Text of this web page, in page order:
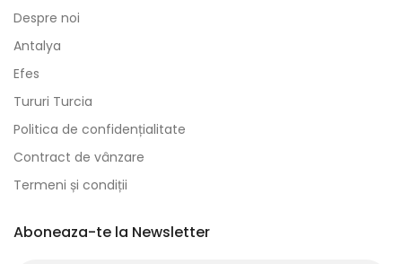
Despre noi
Antalya
Efes
Tururi Turcia
Politica de confidențialitate
Contract de vânzare
Termeni și condiții
Aboneaza-te la Newsletter